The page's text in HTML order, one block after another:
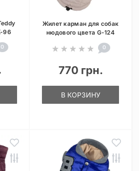
96
0
Жилет карман для собак
нюдового цвета G-124
0
770 грн.
В КОРЗИНУ